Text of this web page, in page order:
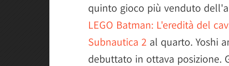
quinto gioco più venduto
LEGO Batman: L'eredità del
Subnautica 2 al quarto. Yoshi
debuttato in ottava posizione.